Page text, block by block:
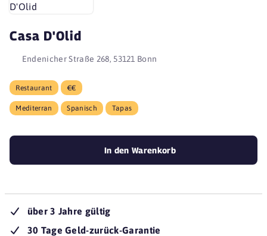
Casa D'Olid
Endenicher Straße 268, 53121 Bonn
Restaurant €€
Mediterran Spanisch Tapas
In den Warenkorb
über 3 Jahre gültig
30 Tage Geld-zurück-Garantie